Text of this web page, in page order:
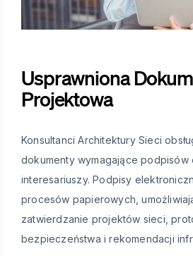
Usprawniona
Projektowa
Konsultanci Architektury Sieci
dokumenty wymagające podpisów
interesariuszy. Podpisy
procesów papierowych,
zatwierdzanie projektów sieci,
bezpieczeństwa i rekomendacji